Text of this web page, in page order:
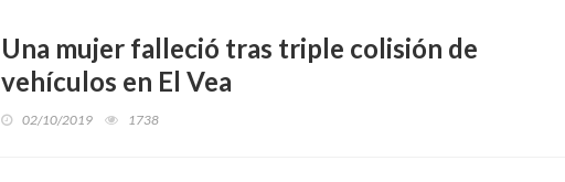
Una mujer falleció tras triple colisión de
vehículos en El Vea
02/10/2019 1738